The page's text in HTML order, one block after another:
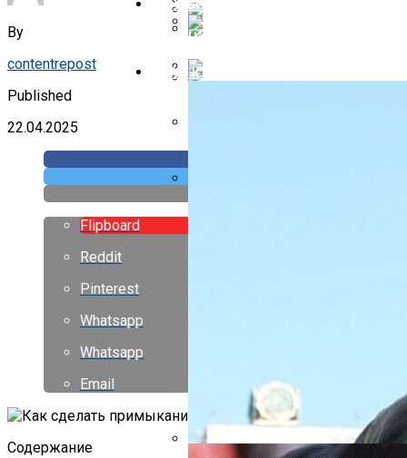
Дизайн Маленьких Домиков
Чем Перекрыть Крышу Гаража
ШОУ-БИЗНЕС
ЕДА И КУЛИНАРИЯ
By
contentrepost
Published
22.04.2025
Flipboard
Reddit
Pinterest
Whatsapp
Whatsapp
Email
Содержание